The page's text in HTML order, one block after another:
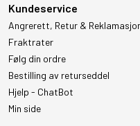
Kundeservice
Angrerett, Retur &
Fraktrater
Følg din ordre
Bestilling av returseddel
Hjelp - ChatBot
Min side